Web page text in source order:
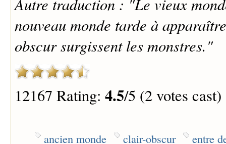
nouveau monde tarde à
obscur surgissent les monstres."
12167 Rating: 4.5/5 (2 votes cast)
ancien monde clair-obscur
entre